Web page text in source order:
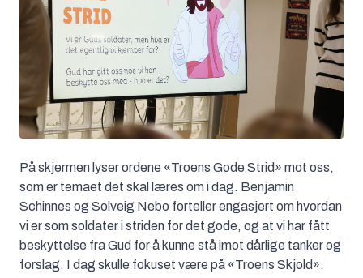
På skjermen lyser ordene «Troens Gode Strid» mot oss,
som er temaet det skal læres om i dag. Benjamin
Schinnes og Solveig Nebo forteller engasjert om hvordan
vi er som soldater i striden for det gode, og at vi har fått
beskyttelse fra Gud for å kunne stå imot dårlige tanker og
forslag. I dag skulle fokuset være på «Troens Skjold».